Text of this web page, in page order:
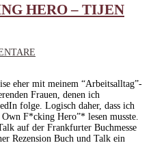
HERO – TIJEN
eher mit meinem “Arbeitsalltag”-
Frauen, denen ich
folge. Logisch daher, dass ich
F*cking Hero”* lesen musste.
auf der Frankfurter Buchmesse
Rezension Buch und Talk ein